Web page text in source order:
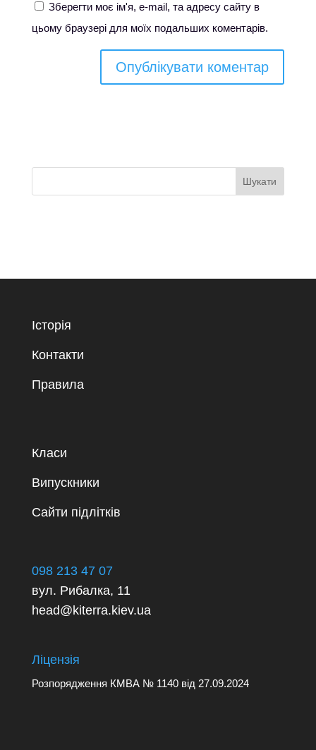
Зберегти моє ім'я, e-mail, та адресу сайту в
цьому браузері для моїх подальших коментарів.
Історія
Контакти
Правила
Класи
Випускники
Сайти підлітків
098 213 47 07
вул. Рибалка, 11
head@kiterra.kiev.ua
Ліцензія
Розпорядження КМВА № 1140від 27.09.2024